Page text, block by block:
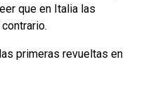
que en Italia las
primeras revueltas en